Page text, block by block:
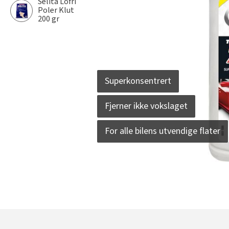
Poler Klut
200 gr
Superkonsentrert
Fjerner ikke vokslaget
For alle bilens utvendige flater